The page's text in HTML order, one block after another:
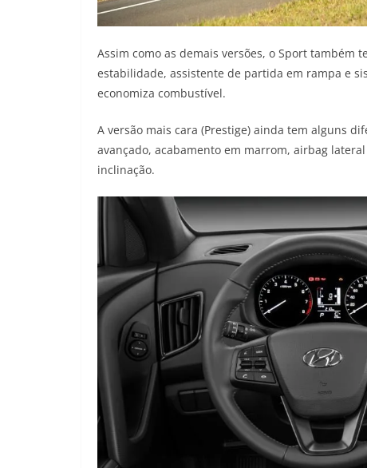
Assim como as demais versões, o Sport
estabilidade, assistente de partida em rampa e
economiza combustível.
A versão mais cara (Prestige) ainda tem alguns
avançado, acabamento em marrom, airbag
inclinação.